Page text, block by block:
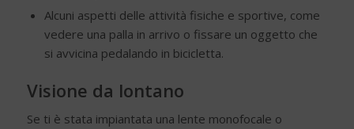
Alcuni aspetti delle attività fisiche e sportive, come
vedere una palla in arrivo o fissare un oggetto che
si avvicina pedalando in bicicletta.
Visione da lontano
Se ti è stata impiantata una lente monofocale o